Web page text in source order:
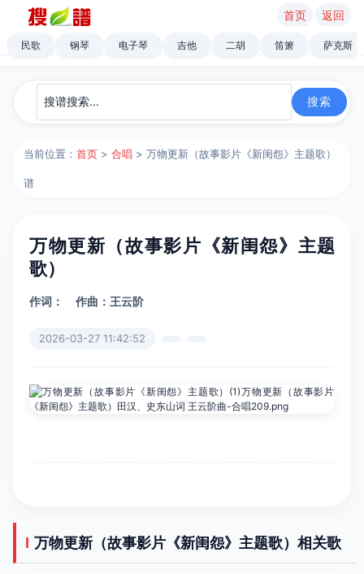
首页 返回
民歌 钢琴 电子琴 吉他 二胡 笛箫 萨克斯
当前位置：首页 >合唱 > 万物更新（故事影片《新闺怨》主题歌）
谱
万物更新（故事影片《新闺怨》主题
歌）
作词： 作曲：王云阶
2026-03-27 11:42:52
万物更新（故事影片《新闺怨》主题歌）相关歌